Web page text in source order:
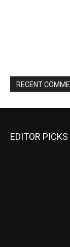
RECENT
EDITOR PICKS